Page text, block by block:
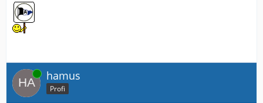
Online hamus
Profi